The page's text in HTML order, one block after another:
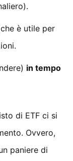
è utile per
in tempo
di ETF ci si
Ovvero,
paniere di